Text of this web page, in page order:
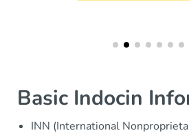
Basic Indocin
INN (International